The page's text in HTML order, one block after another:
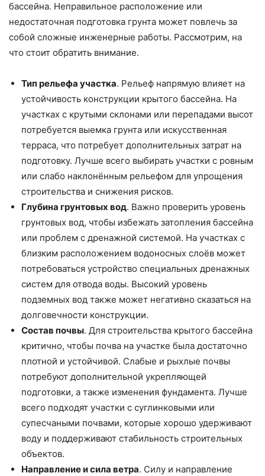
бассейна. Неправильное расположение или
недостаточная подготовка грунта может повлечь за
собой сложные инженерные работы. Рассмотрим, на
что стоит обратить внимание.
Тип рельефа участка. Рельеф напрямую влияет на
устойчивость конструкции крытого бассейна. На
участках с крутыми склонами или перепадами высот
потребуется выемка грунта или искусственная
терраса, что потребует дополнительных затрат на
подготовку. Лучше всего выбирать участки с ровным
или слабо наклонённым рельефом для упрощения
строительства и снижения рисков.
Глубина грунтовых вод. Важно проверить уровень
грунтовых вод, чтобы избежать затопления бассейна
или проблем с дренажной системой. На участках с
близким расположением водоносных слоёв может
потребоваться устройство специальных дренажных
систем для отвода воды. Высокий уровень
подземных вод также может негативно сказаться на
долговечности конструкции.
Состав почвы. Для строительства крытого бассейна
критично, чтобы почва на участке была достаточно
плотной и устойчивой. Слабые и рыхлые почвы
потребуют дополнительной укрепляющей
подготовки, а также изменения фундамента. Лучше
всего подходят участки с суглинковыми или
супесчаными почвами, которые хорошо удерживают
воду и поддерживают стабильность строительных
объектов.
Направление и сила ветра. Силу и направление